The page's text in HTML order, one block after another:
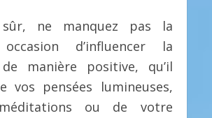
ne manquez pas la
d’influencer la
manière positive, qu’il
vos pensées lumineuses,
ou de votre